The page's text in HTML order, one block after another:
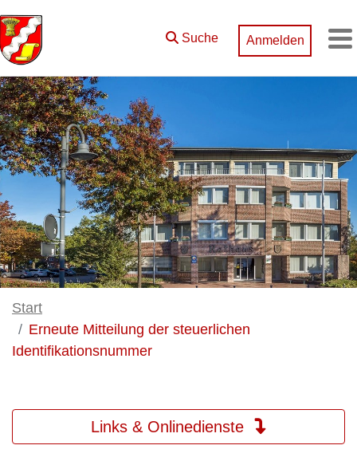
Zum Hauptinhalt springen
Suche Anmelden
Start
Erneute Mitteilung der steuerlichen
Identifikationsnummer
Links & Onlinedienste